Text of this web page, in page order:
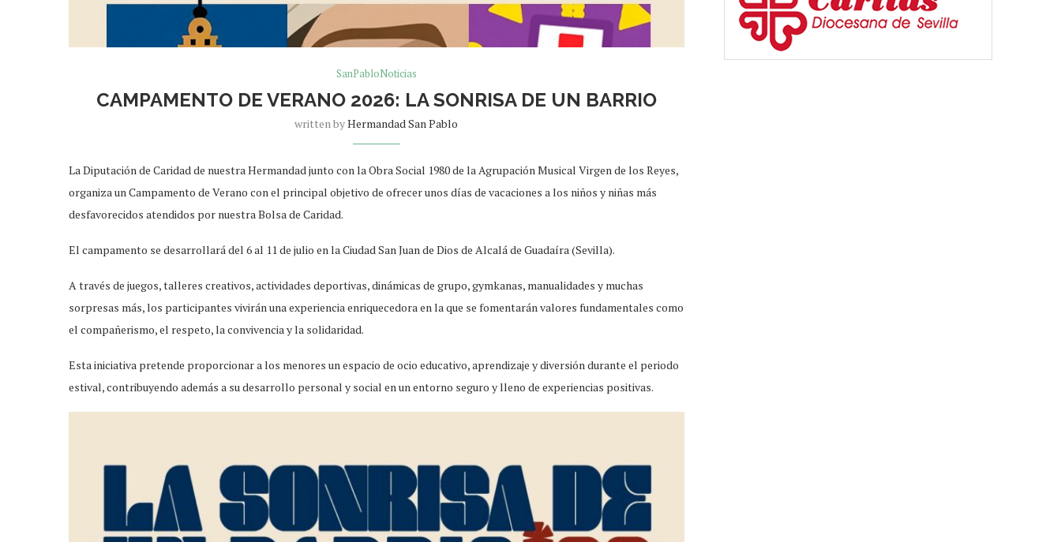
SanPabloNoticias
CAMPAMENTO DE VERANO 2026: LA SONRISA DE UN BARRIO
written byHermandad San Pablo
La Diputación de Caridad de nuestra Hermandad junto con la Obra Social 1980 de la Agrupación Musical Virgen de los Reyes,
organiza un Campamento de Verano con el principal objetivo de ofrecer unos días de vacaciones a los niños y niñas más
desfavorecidos atendidos por nuestra Bolsa de Caridad.
El campamento se desarrollará del 6 al 11 de julio en la Ciudad San Juan de Dios de Alcalá de Guadaíra (Sevilla).
A través de juegos, talleres creativos, actividades deportivas, dinámicas de grupo, gymkanas, manualidades y muchas
sorpresas más, los participantes vivirán una experiencia enriquecedora en la que se fomentarán valores fundamentales como
el compañerismo, el respeto, la convivencia y la solidaridad.
Esta iniciativa pretende proporcionar a los menores un espacio de ocio educativo, aprendizaje y diversión durante el periodo
estival, contribuyendo además a su desarrollo personal y social en un entorno seguro y lleno de experiencias positivas.